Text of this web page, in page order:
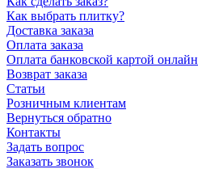
Как выбрать плитку?
Доставка заказа
Оплата заказа
Оплата банковской картой онлайн
Возврат заказа
Статьи
Розничным клиентам
Вернуться обратно
Контакты
Задать вопрос
Заказать звонок